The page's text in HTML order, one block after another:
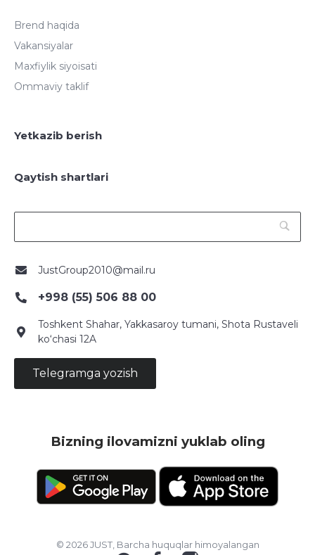
Brend haqida
Vakansiyalar
Maxfiylik siyoisati
Ommaviy taklif
Yetkazib berish
Qaytish shartlari
JustGroup2010@mail.ru
+998 (55) 506 88 00
Toshkent Shahar, Yakkasaroy tumani, Shota Rustaveli
ko‘chasi 12A
Telegramga yozish
Bizning ilovamizni yuklab oling
© 2026 JUST, Barcha huquqlar himoyalangan